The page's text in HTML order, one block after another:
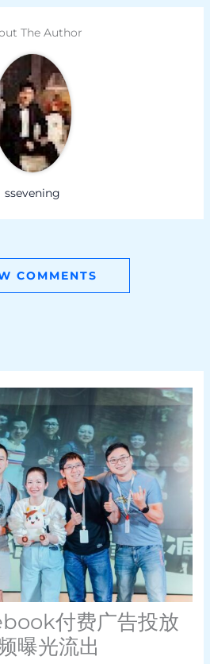
The Author
ssevening
COMMENTS
付费广告投放
曝光流出